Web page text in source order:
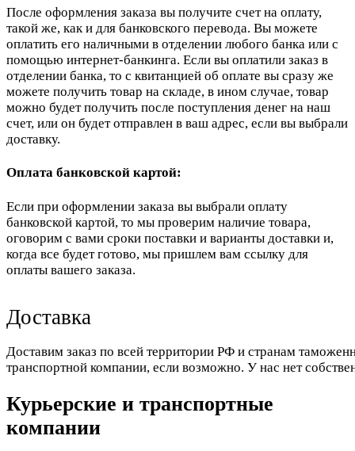
После оформления заказа вы получите счет на оплату,
такой же, как и для банковского перевода. Вы можете
оплатить его наличными в отделении любого банка или с
помощью интернет-банкинга. Если вы оплатили заказ в
отделении банка, то с квитанцией об оплате вы сразу же
можете получить товар на складе, в ином случае, товар
можно будет получить после поступления денег на наш
счет, или он будет отправлен в ваш адрес, если вы выбрали
доставку.
Оплата банковской картой:
Если при оформлении заказа вы выбрали оплату
банковской картой, то мы проверим наличие товара,
оговорим с вами сроки поставки и варианты доставки и,
когда все будет готово, мы пришлем вам ссылку для
оплаты вашего заказа.
Доставка
Доставим заказ по всей территории РФ и странам
транспортной компании, если возможно. У нас нет
Курьерские и транспортные
компании